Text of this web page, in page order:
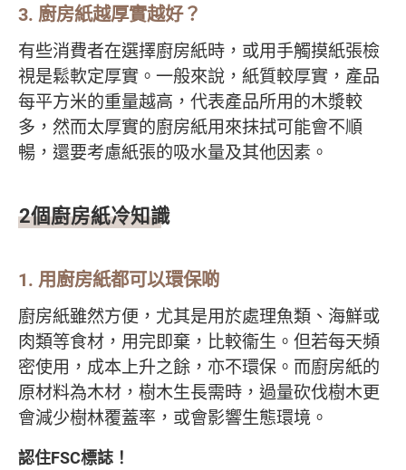
3. 廚房紙越厚實越好？
有些消費者在選擇廚房紙時，或用手觸摸紙張檢
視是鬆軟定厚實。一般來說，紙質較厚實，產品
每平方米的重量越高，代表產品所用的木漿較
多，然而太厚實的廚房紙用來抹拭可能會不順
暢，還要考慮紙張的吸水量及其他因素。
2個廚房紙冷知識
1. 用廚房紙都可以環保啲
廚房紙雖然方便，尤其是用於處理魚類、海鮮或
肉類等食材，用完即棄，比較衞生。但若每天頻
密使用，成本上升之餘，亦不環保。而廚房紙的
原材料為木材，樹木生長需時，過量砍伐樹木更
會減少樹林覆蓋率，或會影響生態環境。
認住FSC標誌！